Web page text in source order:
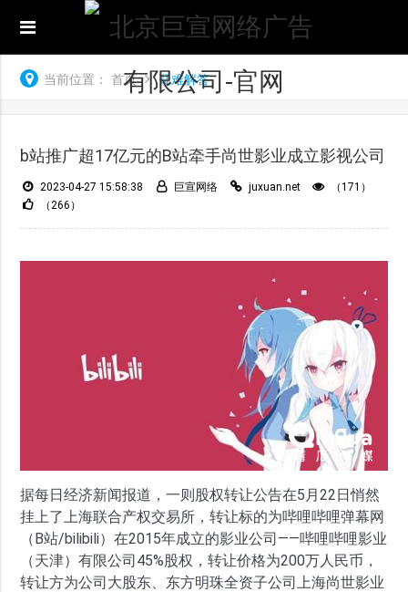
当前位置： 首页 疑难解答
b站推广超17亿元的B站牵手尚世影业成立影视公司
2023-04-27 15:58:38 巨宣网络 juxuan.net
（171）
（266）
据每日经济新闻报道，一则股权转让公告在5月22日悄然
挂上了上海联合产权交易所，转让标的为哔哩哔哩弹幕网
（B站/bilibili）在2015年成立的影业公司——哔哩哔哩影业
（天津）有限公司45%股权，转让价格为200万人民币，
转让方为公司大股东、东方明珠全资子公司上海尚世影业